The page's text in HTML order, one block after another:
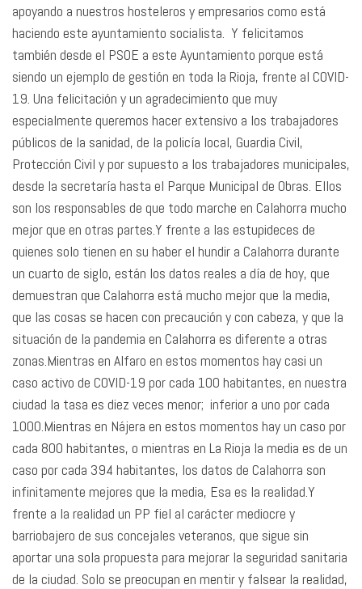
apoyando a nuestros hosteleros y empresarios como está
haciendo este ayuntamiento socialista. Y felicitamos
también desde el PSOE a este Ayuntamiento porque está
siendo un ejemplo de gestión en toda la Rioja, frente al COVID-
19. Una felicitación y un agradecimiento que muy
especialmente queremos hacer extensivo a los trabajadores
públicos de la sanidad, de la policía local, Guardia Civil,
Protección Civil y por supuesto a los trabajadores municipales,
desde la secretaría hasta el Parque Municipal de Obras. Ellos
son los responsables de que todo marche en Calahorra mucho
mejor que en otras partes.Y frente a las estupideces de
quienes solo tienen en su haber el hundir a Calahorra durante
un cuarto de siglo, están los datos reales a día de hoy, que
demuestran que Calahorra está mucho mejor que la media,
que las cosas se hacen con precaución y con cabeza, y que la
situación de la pandemia en Calahorra es diferente a otras
zonas.Mientras en Alfaro en estos momentos hay casi un
caso activo de COVID-19 por cada 100 habitantes, en nuestra
ciudad la tasa es diez veces menor; inferior a uno por cada
1000.Mientras en Nájera en estos momentos hay un caso por
cada 800 habitantes, o mientras en La Rioja la media es de un
caso por cada 394 habitantes, los datos de Calahorra son
infinitamente mejores que la media, Esa es la realidad.Y
frente a la realidad un PP fiel al carácter mediocre y
barriobajero de sus concejales veteranos, que sigue sin
aportar una sola propuesta para mejorar la seguridad sanitaria
de la ciudad. Solo se preocupan en mentir y falsear la realidad,